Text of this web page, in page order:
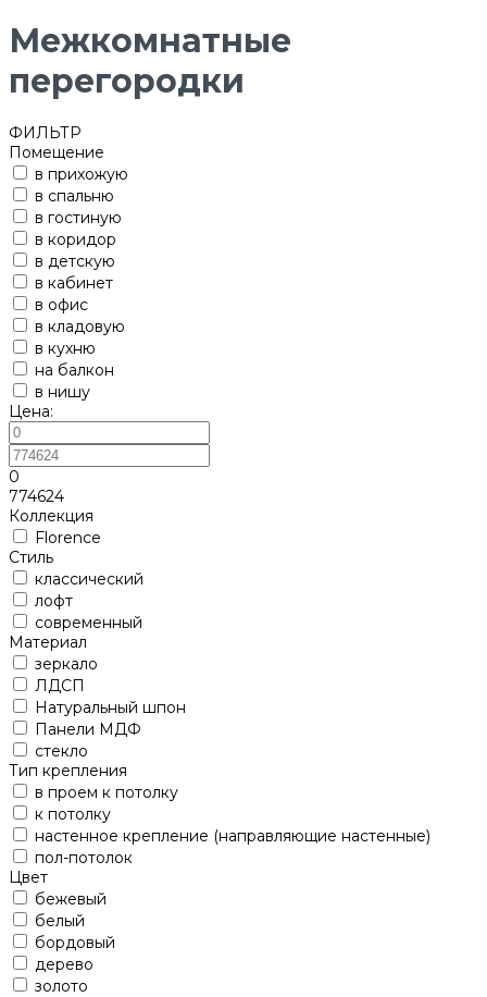
Межкомнатные
перегородки
ФИЛЬТР
Помещение
в прихожую
в спальню
в гостиную
в коридор
в детскую
в кабинет
в офис
в кладовую
в кухню
на балкон
в нишу
Цена:
0
774624
Коллекция
Florence
Стиль
классический
лофт
современный
Материал
зеркало
ЛДСП
Натуральный шпон
Панели МДФ
стекло
Тип крепления
в проем к потолку
к потолку
настенное крепление (направляющие настенные)
пол-потолок
Цвет
бежевый
белый
бордовый
дерево
золото